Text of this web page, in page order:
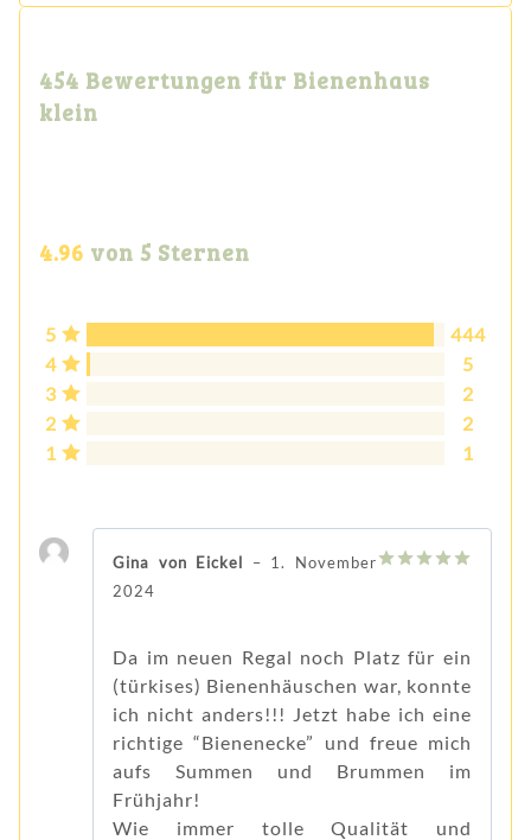
454 Bewertungen für Bienenhaus
klein
4.96 von 5 Sternen
5
444
4
5
3
2
2
2
1
1
Gina von Eickel – 1. November
2024
Da im neuen Regal noch Platz für ein
(türkises) Bienenhäuschen war, konnte
ich nicht anders!!! Jetzt habe ich eine
richtige “Bienenecke” und freue mich
aufs Summen und Brummen im
Frühjahr!
Wie immer tolle Qualität und